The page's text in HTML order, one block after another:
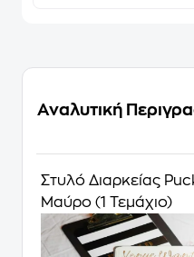
Αναλυτική
Στυλό Διαρκείας
Μαύρο (1 Τεμάχιο)